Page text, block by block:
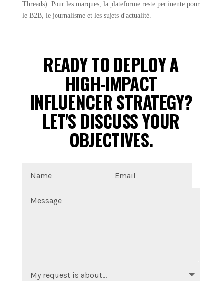
Threads). Pour les marques, la plateforme reste pertinente pour
le B2B, le journalisme et les sujets d'actualité.
READY TO DEPLOY A
HIGH-IMPACT
INFLUENCER STRATEGY?
LET'S DISCUSS YOUR
OBJECTIVES.